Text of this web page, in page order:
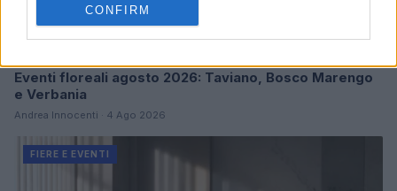
CONFIRM
Eventi floreali agosto 2026: Taviano, Bosco Marengo
e Verbania
Andrea Innocenti · 4 Ago 2026
FIERE E EVENTI